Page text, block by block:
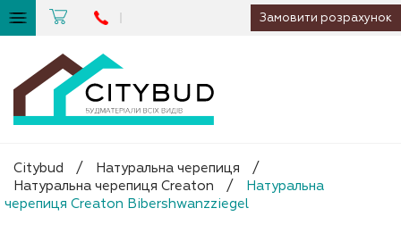
Замовити розрахунок
Citybud / Натуральна черепиця
/
Натуральна черепиця Creaton
/
Натуральна
черепиця Creaton Bibershwanzziegel